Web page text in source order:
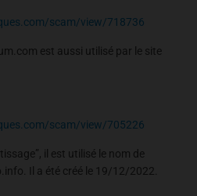
scam/view/718736
est aussi utilisé par le site
scam/view/705226
il est utilisé le nom de
Il a été créé le 19/12/2022.